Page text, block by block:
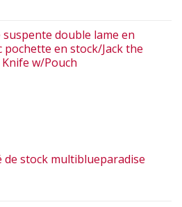
suspente double lame en
pochette en stock/Jack the
w/Pouch
de stock multiblueparadise